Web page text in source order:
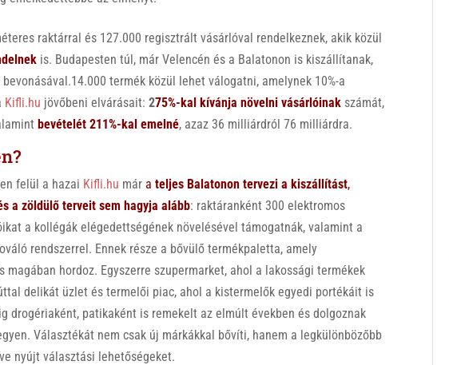
raktárral és 127.000 regisztrált vásárlóval rendelkeznek, akik közül
is. Budapesten túl, már Velencén és a Balatonon is kiszállítanak,
termék közül lehet válogatni, amelynek 10%-a
Kifli.hu jövőbeni elvárásait:275%-kal kívánja növelni vásárlóinak számát,
bevételét 211%-kal emelné, azaz 36 milliárdról 76 milliárdra.
felül a hazai Kifli.hu már ateljes Balatonon tervezi a kiszállítást,
a zöldülő terveit sem hagyja alább: raktáranként 300 elektromos
a kollégák elégedettségének növelésével támogatnák, valamint a
rendszerrel. Ennek része a bővülő termékpaletta, amely
hordoz. Egyszerre szupermarket, ahol a lakossági termékek
delikát üzlet és termelői piac, ahol a kistermelők egyedi portékáit is
drogériaként, patikaként is remekelt az elmúlt években és dolgoznak
Választékát nem csak új márkákkal bővíti, hanem a legkülönbözőbb
nyújt választási lehetőségeket.